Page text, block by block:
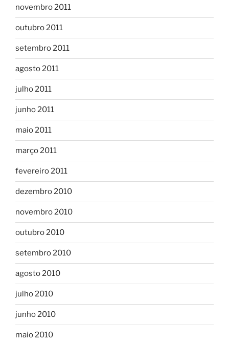
novembro 2011
outubro 2011
setembro 2011
agosto 2011
julho 2011
junho 2011
maio 2011
março 2011
fevereiro 2011
dezembro 2010
novembro 2010
outubro 2010
setembro 2010
agosto 2010
julho 2010
junho 2010
maio 2010